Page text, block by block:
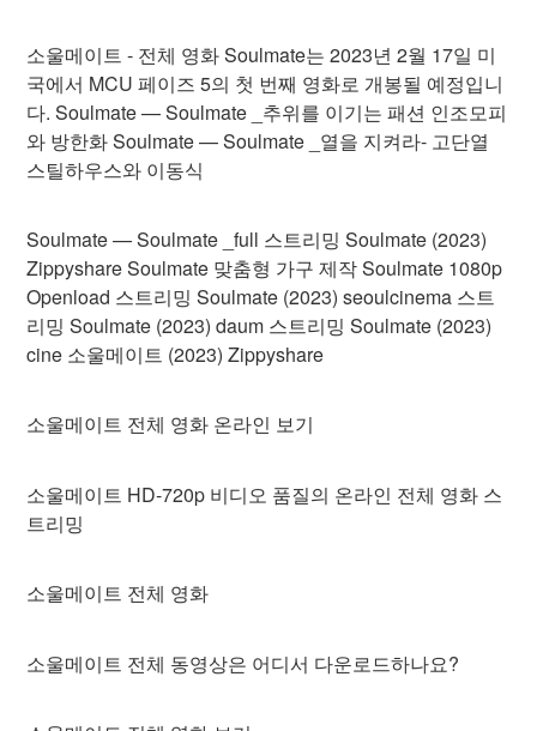
소울메이트 - 전체 영화 Soulmate는 2023년 2월 17일 미
국에서 MCU 페이즈 5의 첫 번째 영화로 개봉될 예정입니
다. Soulmate — Soulmate _추위를 이기는 패션 인조모피
와 방한화 Soulmate — Soulmate _열을 지켜라- 고단열
스틸하우스와 이동식
Soulmate — Soulmate _full 스트리밍 Soulmate (2023)
Zippyshare Soulmate 맞춤형 가구 제작 Soulmate 1080p
Openload 스트리밍 Soulmate (2023) seoulcinema 스트
리밍 Soulmate (2023) daum 스트리밍 Soulmate (2023)
cine 소울메이트 (2023) Zippyshare
소울메이트 전체 영화 온라인 보기
소울메이트 HD-720p 비디오 품질의 온라인 전체 영화 스
트리밍
소울메이트 전체 영화
소울메이트 전체 동영상은 어디서 다운로드하나요?